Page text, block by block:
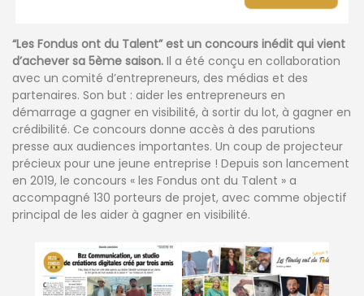
“Les Fondus ont du Talent” est un concours inédit qui vient
d’achever sa 5ème saison. Il a été conçu en collaboration
avec un comité d’entrepreneurs, des médias et des
partenaires. Son but : aider les entrepreneurs en
démarrage a gagner en visibilité, à sortir du lot, à gagner en
crédibilité. Ce concours donne accès à des parutions
presse aux audiences importantes. Un coup de projecteur
précieux pour une jeune entreprise ! Depuis son lancement
en 2019, le concours « les Fondus ont du Talent » a
accompagné 130 porteurs de projet, avec comme objectif
principal de les aider à gagner en visibilité.